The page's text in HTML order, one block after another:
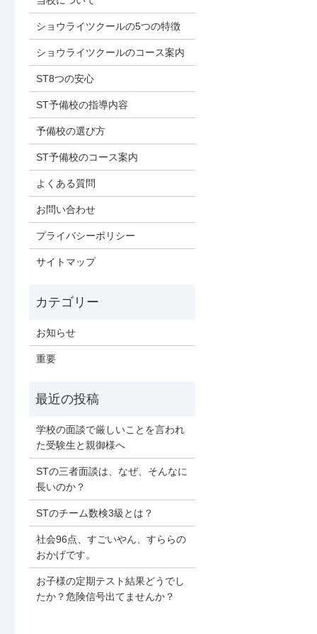
ショウライツクールの5つの特徴
ショウライツクールのコース案内
ST8つの安心
ST予備校の指導内容
予備校の選び方
ST予備校のコース案内
よくある質問
お問い合わせ
プライバシーポリシー
サイトマップ
お知らせ
重要
学校の面談で厳しいことを言われ
た受験生と親御様へ
STの三者面談は、なぜ、そんなに
長いのか？
STのチーム数検3級とは？
社会96点、すごいやん、すららの
おかげです。
お子様の定期テスト結果どうでし
たか？危険信号出てませんか？